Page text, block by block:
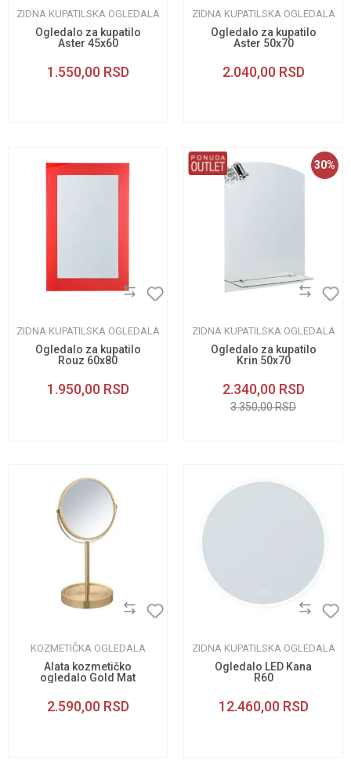
ZIDNA KUPATILSKA OGLEDALA
Ogledalo za kupatilo
Aster 45x60
1.550,00 RSD
ZIDNA KUPATILSKA OGLEDALA
Ogledalo za kupatilo
Aster 50x70
2.040,00 RSD
ZIDNA KUPATILSKA OGLEDALA
Ogledalo za kupatilo
Rouz 60x80
1.950,00 RSD
30%
ZIDNA KUPATILSKA OGLEDALA
Ogledalo za kupatilo
Krin 50x70
2.340,00 RSD
3.350,00RSD
KOZMETIČKA OGLEDALA
Alata kozmetičko
ogledalo Gold Mat
2.590,00 RSD
ZIDNA KUPATILSKA OGLEDALA
Ogledalo LED Kana
R60
12.460,00 RSD